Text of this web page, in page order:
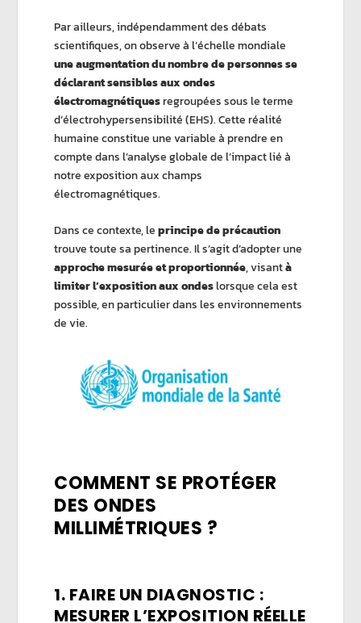
Par ailleurs, indépendamment des débats
scientifiques, on observe à l’échelle mondiale
une augmentation du nombre de personnes se
déclarant sensibles aux ondes
électromagnétiquesregroupées sous le terme
d’électrohypersensibilité (EHS). Cette réalité
humaine constitue une variable à prendre en
compte dans l’analyse globale de l’impact lié à
notre exposition aux champs
électromagnétiques.
Dans ce contexte, leprincipe de précaution
trouve toute sa pertinence. Il s’agit d’adopter une
approche mesurée et proportionnée, visantà
limiter l’exposition aux ondeslorsque cela est
possible, en particulier dans les environnements
de vie.
COMMENT SE PROTÉGER
DES ONDES
MILLIMÉTRIQUES ?
1. FAIRE UN DIAGNOSTIC :
MESURER L’EXPOSITION RÉELLE